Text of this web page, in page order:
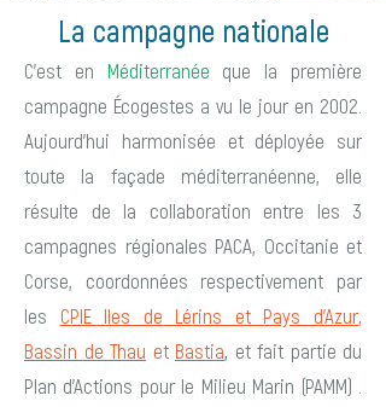
La campagne nationale
C’est en Méditerranée que la première
campagne Écogestes a vu le jour en 2002.
Aujourd’hui harmonisée et déployée sur
toute la façade méditerranéenne, elle
résulte de la collaboration entre les 3
campagnes régionales PACA, Occitanie et
Corse, coordonnées respectivement par
les CPIE Iles de Lérins et Pays d’Azur,
Bassin de Thau et Bastia, et fait partie du
Plan d’Actions pour le Milieu Marin (PAMM) .